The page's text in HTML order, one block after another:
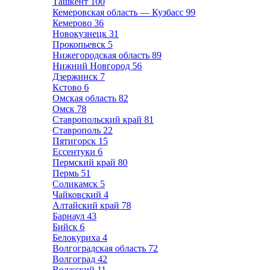
Кемеровская область — Кузбасс 99
Кемерово 36
Новокузнецк 31
Прокопьевск 5
Нижегородская область 89
Нижний Новгород 56
Дзержинск 7
Кстово 6
Омская область 82
Омск 78
Ставропольский край 81
Ставрополь 22
Пятигорск 15
Ессентуки 6
Пермский край 80
Пермь 51
Соликамск 5
Чайковский 4
Алтайский край 78
Барнаул 43
Бийск 6
Белокуриха 4
Волгоградская область 72
Волгоград 42